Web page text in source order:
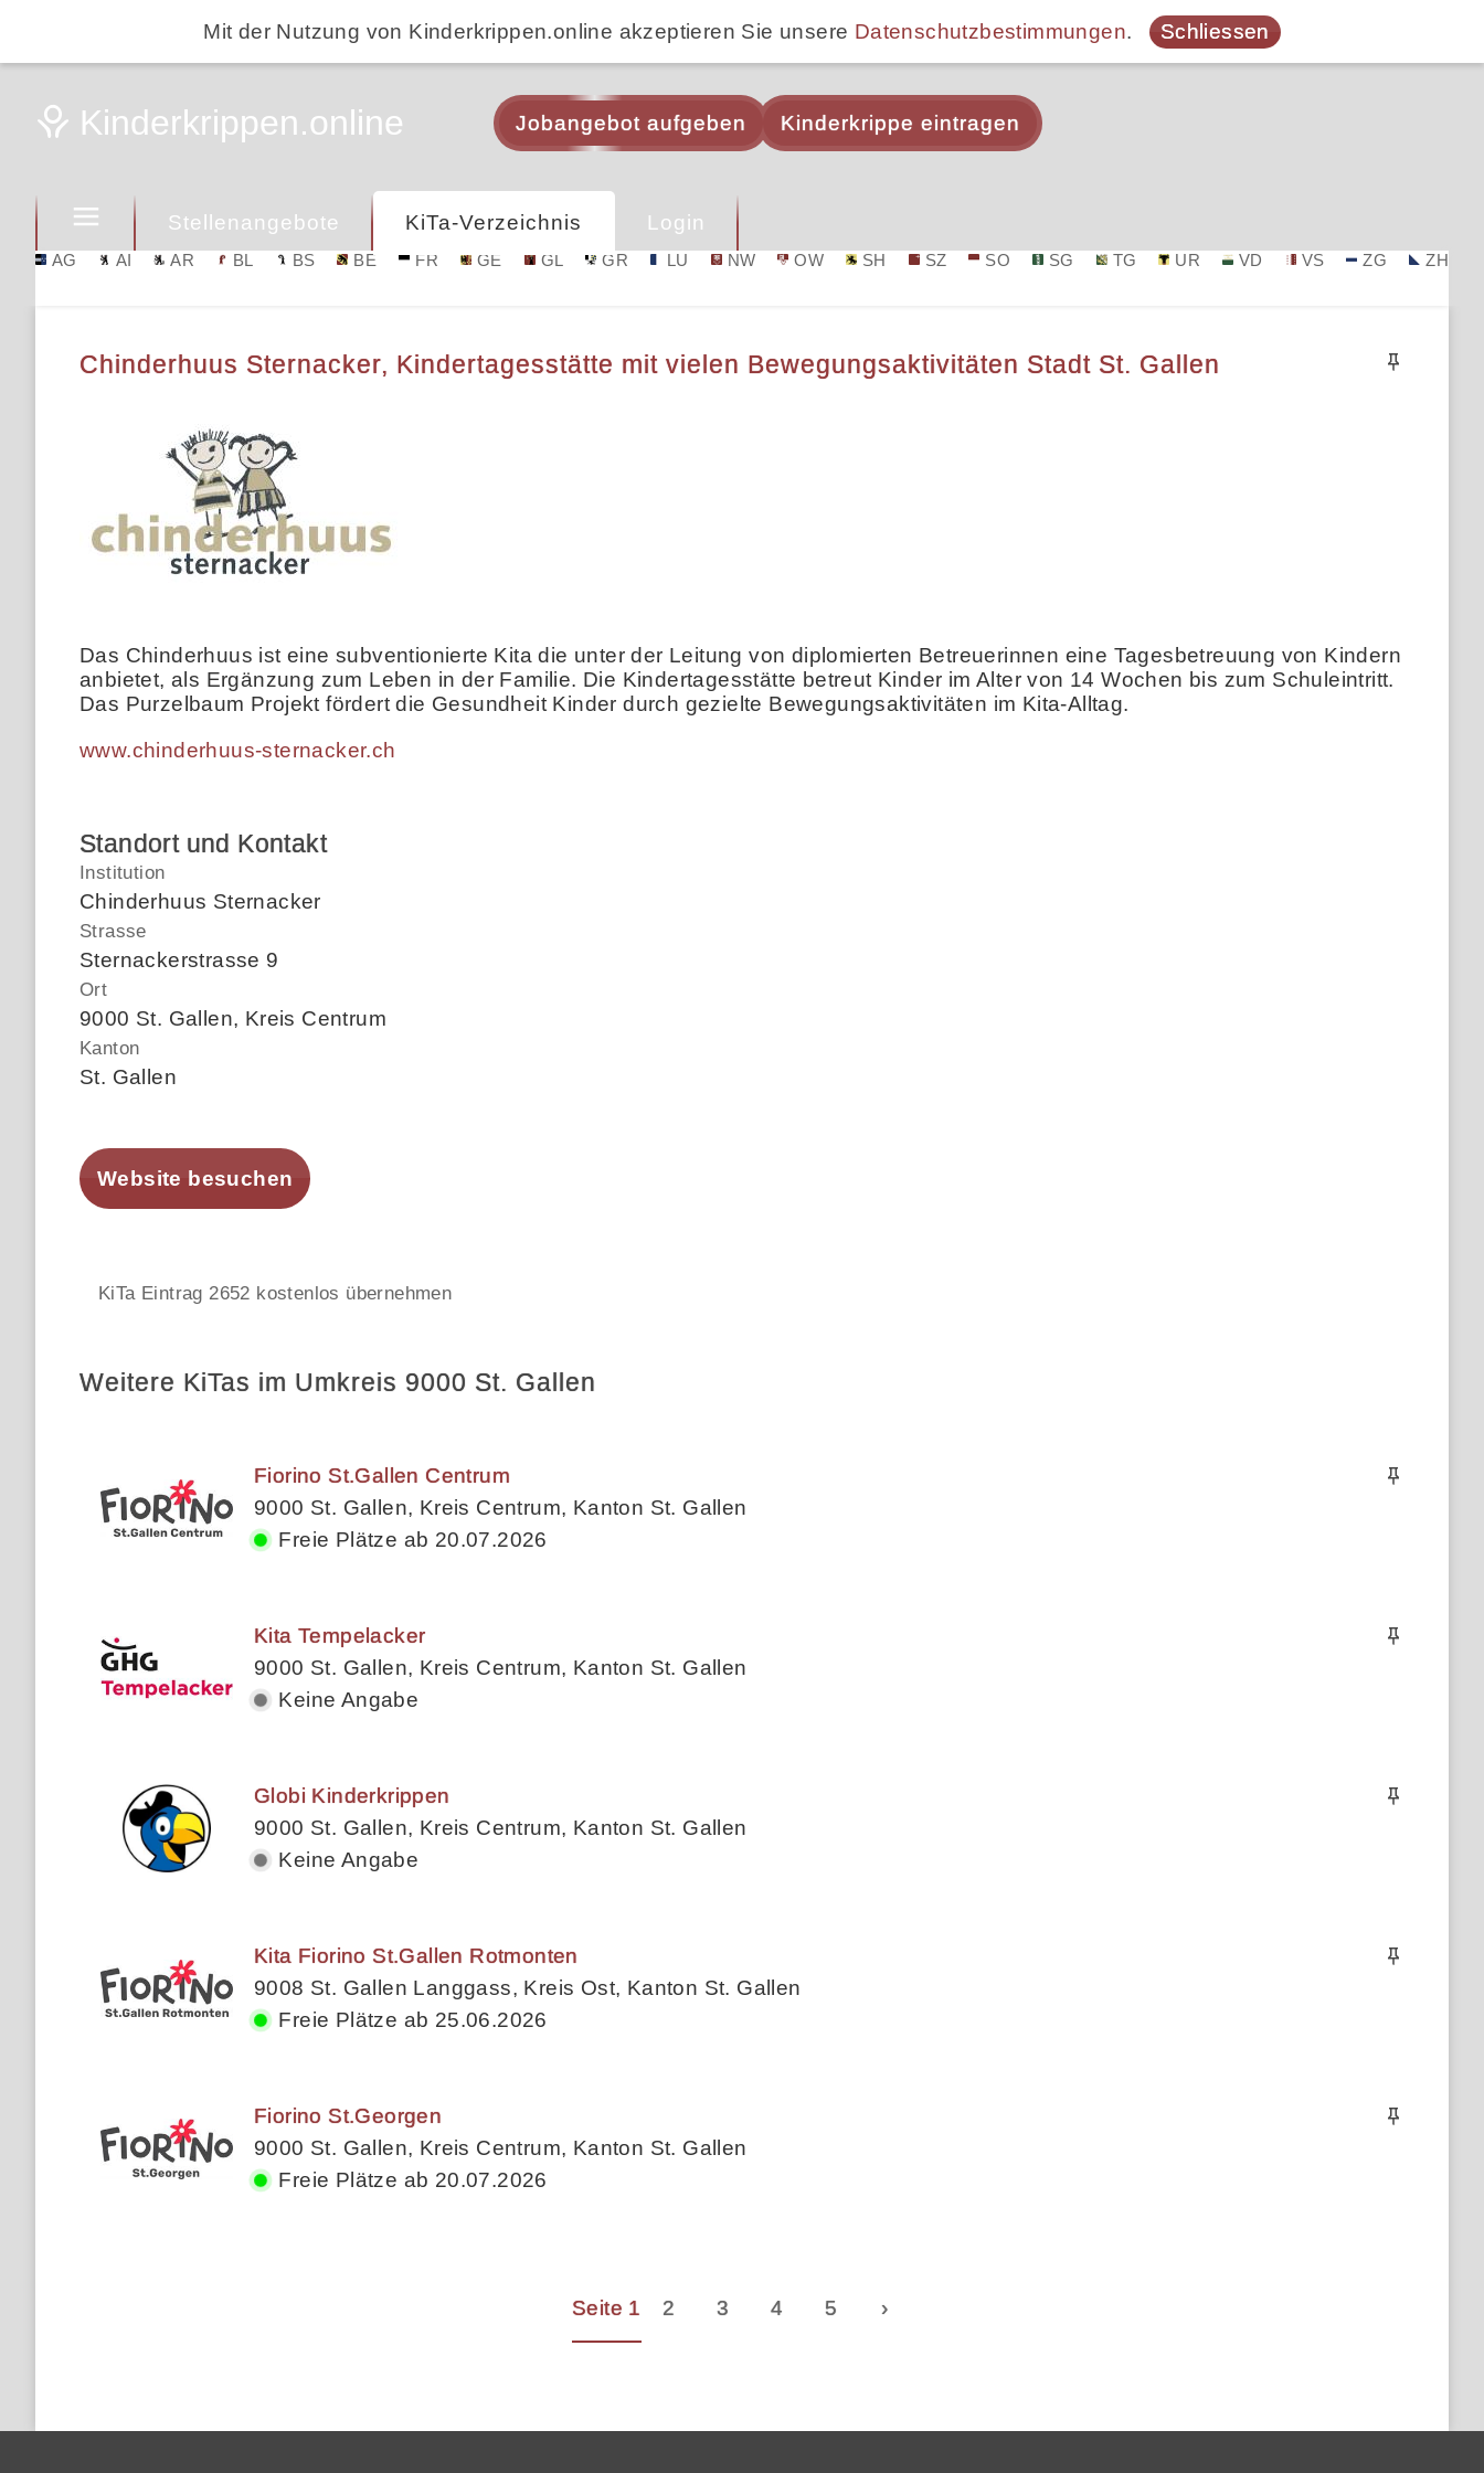
Mit der Nutzung von Kinderkrippen.online akzeptieren Sie unsere Datenschutzbestimmungen. Schliessen
Jobangebot aufgeben Kinderkrippe eintragen
Stellenangebote KiTa-Verzeichnis Login
AG AI AR BL BS BE FR GE GL GR LU NW OW SH SZ SO SG TG UR VD VS ZG ZH
Chinderhuus Sternacker, Kindertagesstätte mit vielen Bewegungsaktivitäten Stadt St. Gallen
Das Chinderhuus ist eine subventionierte Kita die unter der Leitung von diplomierten Betreuerinnen eine Tagesbetreuung von Kindern
anbietet, als Ergänzung zum Leben in der Familie. Die Kindertagesstätte betreut Kinder im Alter von 14 Wochen bis zum Schuleintritt.
Das Purzelbaum Projekt fördert die Gesundheit Kinder durch gezielte Bewegungsaktivitäten im Kita-Alltag.
www.chinderhuus-sternacker.ch
Standort und Kontakt
Institution
Chinderhuus Sternacker
Strasse
Sternackerstrasse 9
Ort
9000 St. Gallen, Kreis Centrum
Kanton
St. Gallen
Website besuchen
KiTa Eintrag 2652 kostenlos übernehmen
Weitere KiTas im Umkreis 9000 St. Gallen
Fiorino St.Gallen Centrum
9000 St. Gallen, Kreis Centrum, Kanton St. Gallen
Freie Plätze ab 20.07.2026
Kita Tempelacker
9000 St. Gallen, Kreis Centrum, Kanton St. Gallen
Keine Angabe
Globi Kinderkrippen
9000 St. Gallen, Kreis Centrum, Kanton St. Gallen
Keine Angabe
Kita Fiorino St.Gallen Rotmonten
9008 St. Gallen Langgass, Kreis Ost, Kanton St. Gallen
Freie Plätze ab 25.06.2026
Fiorino St.Georgen
9000 St. Gallen, Kreis Centrum, Kanton St. Gallen
Freie Plätze ab 20.07.2026
Seite 1 2 3 4 5 ›